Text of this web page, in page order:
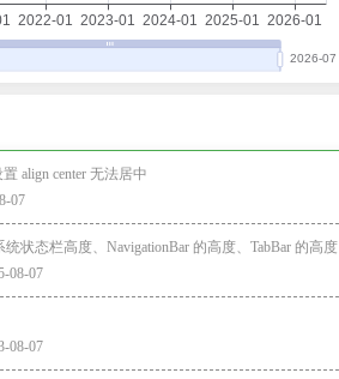
align center 无法居中
07
统状态栏高度、NavigationBar 的高度、TabBar 的高度
08-07
08-07